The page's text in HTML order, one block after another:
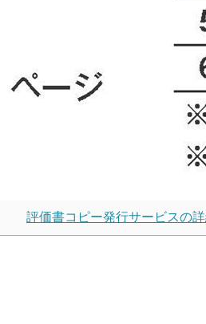
評価書コピー発行サービスの